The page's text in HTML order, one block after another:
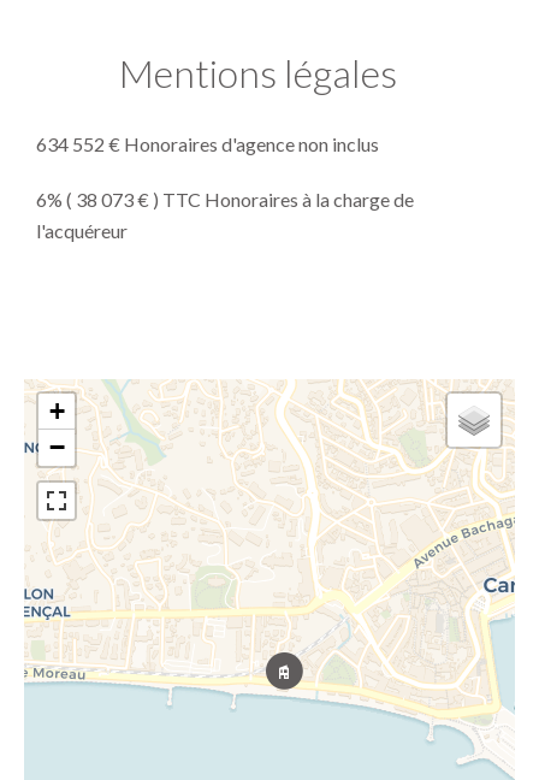
Mentions légales
634 552 € Honoraires d'agence non inclus
6% ( 38 073 € ) TTC Honoraires à la charge de
l'acquéreur
+
−